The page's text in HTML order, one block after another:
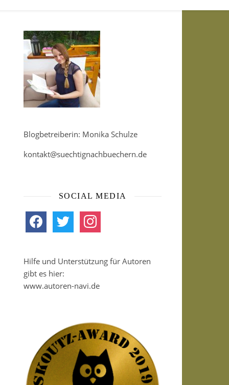
Blogbetreiberin: Monika Schulze
kontakt@suechtignachbuechern.de
SOCIAL MEDIA
facebook twitter instagram
Hilfe und Unterstützung für Autoren
gibt es hier:
www.autoren-navi.de